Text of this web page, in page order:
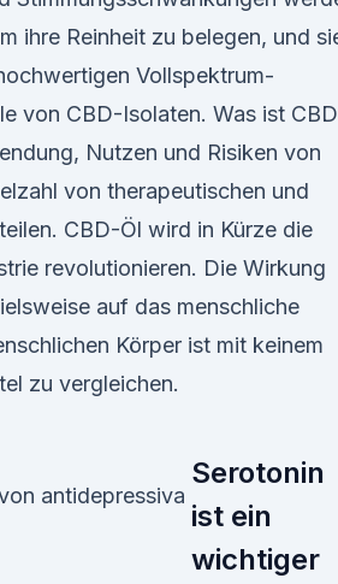
ihre Reinheit zu belegen, und
Vollspektrum-
von CBD-Isolaten. Was ist
Nutzen und Risiken von
von therapeutischen und
CBD-Öl wird in Kürze die
revolutionieren. Die Wirkung
auf das menschliche
Körper ist mit keinem
zu vergleichen.
Serotonin
ist ein
wichtiger